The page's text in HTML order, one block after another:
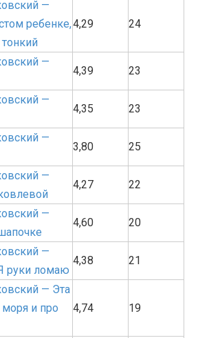
—
ребенке,4,29 24
—
4,39 23
—
4,35 23
—
3,80 25
—
4,27 22
—
4,60 20
—
руки ломаю
4,38 21
— Эта
и про
4,74 19